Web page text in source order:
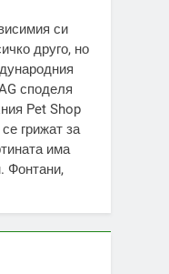
си
друго, но
споделя
Pet Shop
грижат за
има
Фонтани,